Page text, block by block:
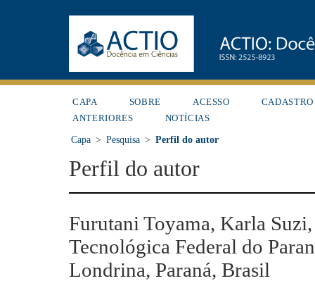
CAPA SOBRE ACESSO
CADASTRO
ANTERIORES
NOTÍCIAS
Capa > Pesquisa > Perfil do autor
Perfil do autor
Furutani Toyama, Karla
Tecnológica Federal do
Londrina, Paraná, Brasil